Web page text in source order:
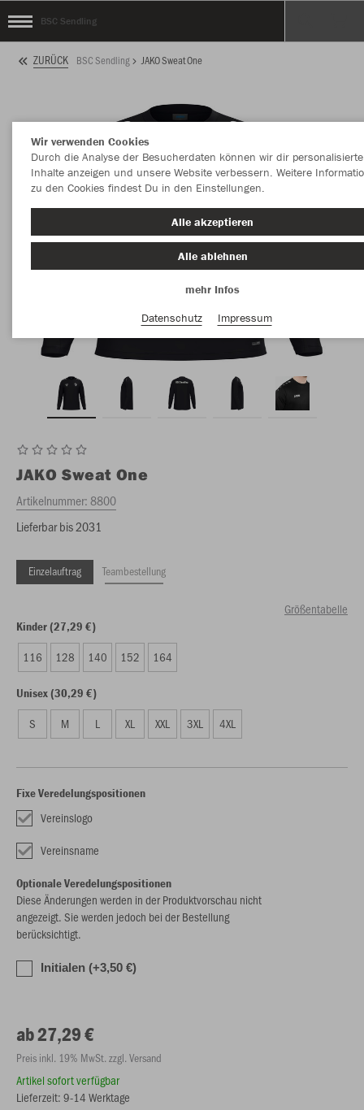
BSC Sendling
ZURÜCK BSC Sendling JAKO Sweat One
JAKO Sweat One
Artikelnummer:8800
Lieferbar bis 2031
Einzelauftrag Teambestellung
Größentabelle
Kinder (27,29 €)
116 128 140 152 164
Unisex (30,29 €)
S M L XL XXL 3XL 4XL
Fixe Veredelungspositionen
Vereinslogo
Vereinsname
Optionale Veredelungspositionen
Diese Änderungen werden in der Produktvorschau nicht
angezeigt. Sie werden jedoch bei der Bestellung
berücksichtigt.
Initialen (+3,50 €)
ab 27,29 €
Preis inkl. 19% MwSt. zzgl. Versand
Artikel sofort verfügbar
Lieferzeit: 9-14 Werktage
Wir verwenden Cookies
Durch die Analyse der Besucherdaten können wir dir personalisierte
Inhalte anzeigen und unsere Website verbessern. Weitere
zu den Cookies findest Du in den Einstellungen.
Alle akzeptieren
Alle ablehnen
mehr Infos
Datenschutz
Impressum